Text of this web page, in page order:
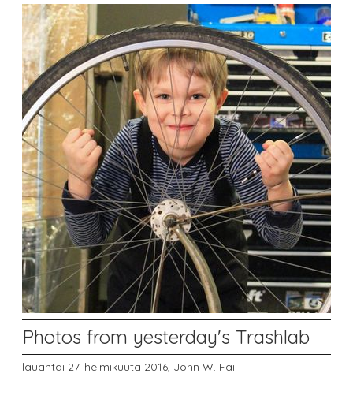
Photos from yesterday's Trashlab
lauantai 27. helmikuuta 2016, John W. Fail